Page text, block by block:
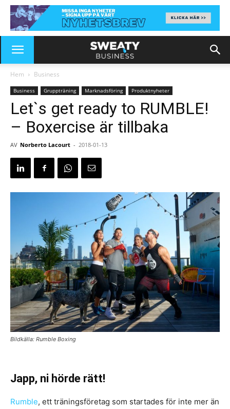
Hem Business
Business Gruppträning Marknadsföring Produktnyheter
Let`s get ready to RUMBLE!
– Boxercise är tillbaka
AV Norberto Lacourt - 2018-01-13
Bildkälla: Rumble Boxing
Japp, ni hörde rätt!
Rumble, ett träningsföretag som startades för inte mer än